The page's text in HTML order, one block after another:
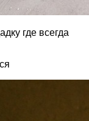
где всегда